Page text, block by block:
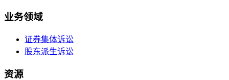
业务领域
证券集体诉讼
股东派生诉讼
资源